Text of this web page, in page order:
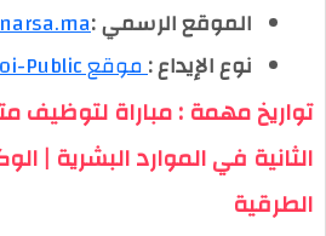
الموقع الرسمي :
نوع الإيداع :موقع Emploi-Public
تواريخ مهمة : مباراة لتوظيف
الثانية في الموارد البشرية |
الطرقية